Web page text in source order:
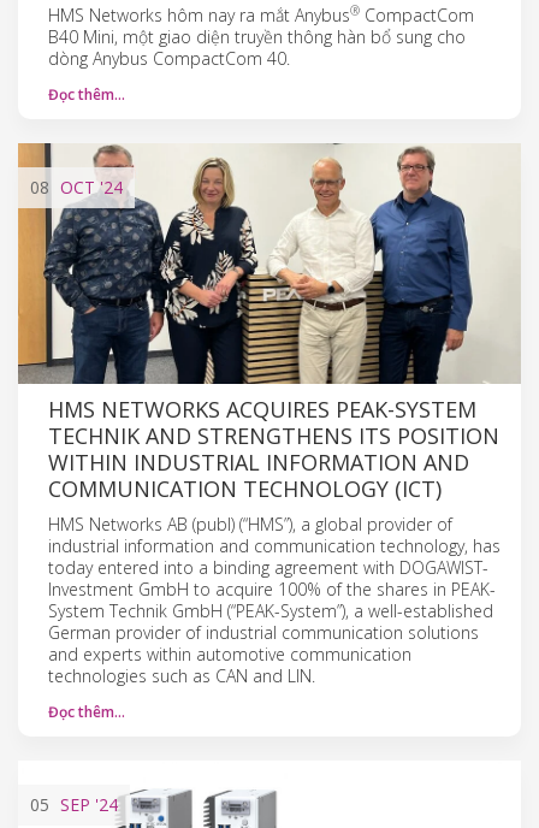
HMS Networks hôm nay ra mắt Anybus® CompactCom
B40 Mini, một giao diện truyền thông hàn bổ sung cho
dòng Anybus CompactCom 40.
Đọc thêm…
08 OCT'24
HMS NETWORKS ACQUIRES PEAK-SYSTEM
TECHNIK AND STRENGTHENS ITS POSITION
WITHIN INDUSTRIAL INFORMATION AND
COMMUNICATION TECHNOLOGY (ICT)
HMS Networks AB (publ) (“HMS”), a global provider of
industrial information and communication technology, has
today entered into a binding agreement with DOGAWIST-
Investment GmbH to acquire 100% of the shares in PEAK-
System Technik GmbH (“PEAK-System”), a well-established
German provider of industrial communication solutions
and experts within automotive communication
technologies such as CAN and LIN.
Đọc thêm…
05 SEP '24